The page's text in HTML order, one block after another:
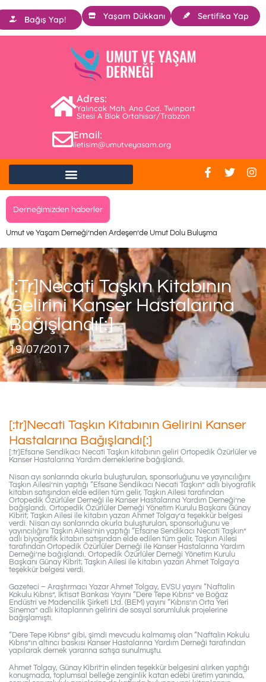
Sertifika Yap
Yaşam Dükkanı
Bağış Yap!
Adres:
Yalıncak Mah. Ana Cad. Twinpart
Sitesi A Blok Ortahisar/Trabzon
Email:
iletisim@umutveyasam.org
Derneğimizden haberler
Umut ve Yaşam Derneği’nden Ardeşen’de Umut Dolu Buluşma
[:tr]Necati Taşkın Kitabının
Gelirini Kanser Hastalarına
Bağışlandı[:]
19/07/2017
[:tr]Necati Taşkın Kitabının Gelirini Kanser
Hastalarına Bağışlandı[:]
[:tr]Efsane Sendikacı Necati Taşkın kitabının geliri Ortopedik Özürlüler ve
Kanser Hastalarına Yardım derneklerine bağışlandı.
Nisan ayı sonlarında okurla buluşturulan, sponsorluğunu ve yayıncılığını
Taşkın Ailesi’nin yaptığı “Efsane Sendikacı Necati Taşkın” adlı biyografik
kitabın satışından elde edilen tüm gelir, Taşkın Ailesi tarafından
Ortopedik Özürlüler Derneği ile Kanser Hastalarına Yardım Derneği’ne
bağışlandı. Ortopedik Özürlüler Derneği Yönetim Kurulu Başkanı Günay
Kibrit; Taşkın Ailesi ile kitabın yazarı Ahmet Tolgay’a teşekkür belgesi
verdi. Nisan ayı sonlarında okurla buluşturulan, sponsorluğunu ve
yayıncılığını Taşkın Ailesi’nin yaptığı “Efsane Sendikacı Necati Taşkın”
adlı biyografik kitabın satışından elde edilen tüm gelir, Taşkın Ailesi
tarafından Ortopedik Özürlüler Derneği ile Kanser Hastalarına Yardım
Derneği’ne bağışlandı. Ortopedik Özürlüler Derneği Yönetim Kurulu
Başkanı Günay Kibrit; Taşkın Ailesi ile kitabın yazarı Ahmet Tolgay’a
teşekkür belgesi verdi.
Gazeteci – Araştırmacı Yazar Ahmet Tolgay, EVSU yayını “Naftalin
Kokulu Kıbrıs”, İktisat Bankası Yayını “Dere Tepe Kıbrıs” ve Boğaz
Endüstri ve Madencilik Şirketi Ltd. (BEM) yayını “Kıbrıs’ın Orta Yeri
Sinema” adlı kitaplarının gelirini de sosyal sorumluluk projelerine
bağışlamıştı.
“Dere Tepe Kıbrıs” gibi, şimdi mevcudu kalmamış olan “Naftalin Kokulu
Kıbrıs”ın altıncı baskısı Kanser Hastalarına Yardım Derneği tarafından
yapılarak dernek yararına satışa sunulmuştu.
Ahmet Tolgay, Günay Kibrit’in elinden teşekkür belgesini alırken yaptığı
konuşmada, toplumsal belleğe zenginlik katan edebi üretim yanında,